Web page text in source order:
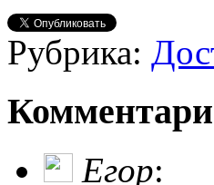
Рубрика:
Егор: